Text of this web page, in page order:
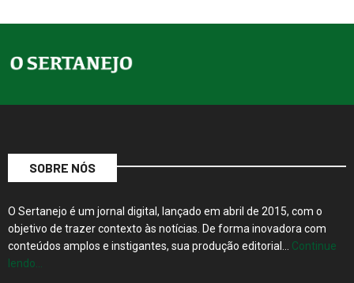
SOBRE NÓS
O Sertanejo é um jornal digital, lançado em abril de 2015, com o
objetivo de trazer contexto às notícias. De forma inovadora com
conteúdos amplos e instigantes, sua produção editorial… Continue
lendo…